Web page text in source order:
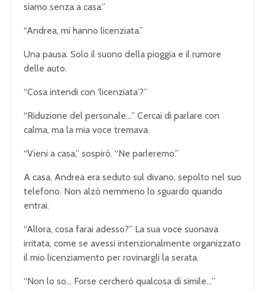
siamo senza a casa.”
“Andrea, mi hanno licenziata.”
Una pausa. Solo il suono della pioggia e il rumore
delle auto.
“Cosa intendi con ‘licenziata’?”
“Riduzione del personale…” Cercai di parlare con
calma, ma la mia voce tremava.
“Vieni a casa,” sospirò. “Ne parleremo.”
A casa, Andrea era seduto sul divano, sepolto nel suo
telefono. Non alzò nemmeno lo sguardo quando
entrai.
“Allora, cosa farai adesso?” La sua voce suonava
irritata, come se avessi intenzionalmente organizzato
il mio licenziamento per rovinargli la serata.
“Non lo so… Forse cercherò qualcosa di simile…”